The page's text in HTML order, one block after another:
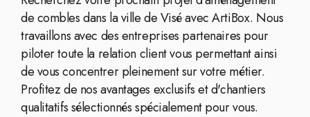
de combles dans la ville de Visé avec ArtiBox. Nous
travaillons avec des entreprises partenaires pour
piloter toute la relation client vous permettant ainsi
de vous concentrer pleinement sur votre métier.
Profitez de nos avantages exclusifs et d'chantiers
qualitatifs sélectionnés spécialement pour vous.